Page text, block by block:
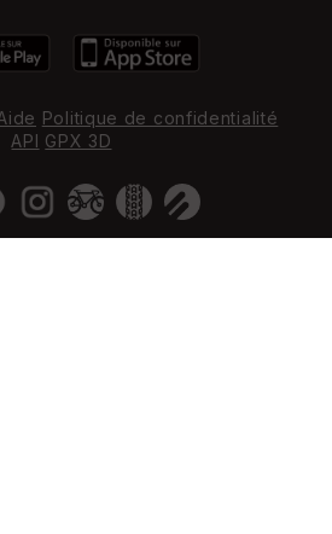
Politique de confidentialité
API GPX 3D